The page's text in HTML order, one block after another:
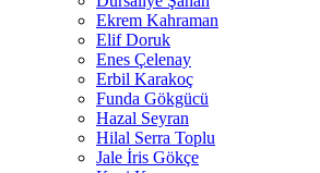
Ekrem Kahraman
Elif Doruk
Enes Çelenay
Erbil Karakoç
Funda Gökgücü
Hazal Seyran
Hilal Serra Toplu
Jale İris Gökçe